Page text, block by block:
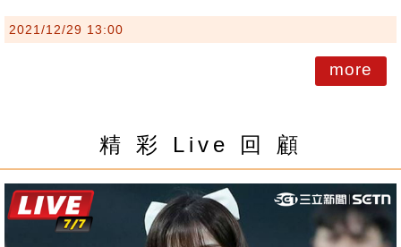
2021/12/29 13:00
more
精 彩 Live 回 顧